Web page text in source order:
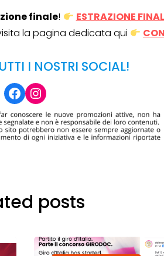
finale!
ESTRAZIONE
la pagina dedicata qui
I NOSTRI SOCIAL!
Facebook
Instagram
posts